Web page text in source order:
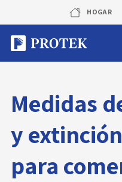
content
HOGAR
Rastreo
Medidas
y
para